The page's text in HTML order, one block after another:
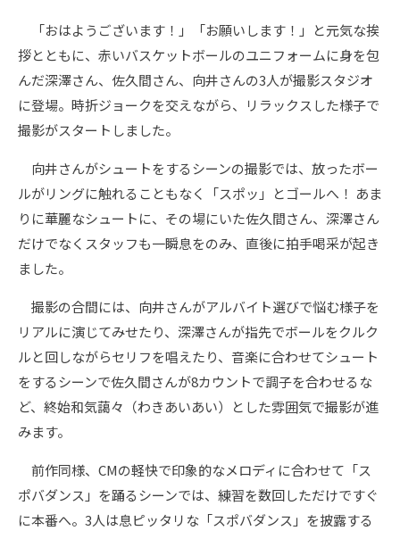
「おはようございます！」「お願いします！」と元気な挨
拶とともに、赤いバスケットボールのユニフォームに身を包
んだ深澤さん、佐久間さん、向井さんの3人が撮影スタジオ
に登場。時折ジョークを交えながら、リラックスした様子で
撮影がスタートしました。
向井さんがシュートをするシーンの撮影では、放ったボー
ルがリングに触れることもなく「スポッ」とゴールへ！ あま
りに華麗なシュートに、その場にいた佐久間さん、深澤さん
だけでなくスタッフも一瞬息をのみ、直後に拍手喝采が起き
ました。
撮影の合間には、向井さんがアルバイト選びで悩む様子を
リアルに演じてみせたり、深澤さんが指先でボールをクルク
ルと回しながらセリフを唱えたり、音楽に合わせてシュート
をするシーンで佐久間さんが8カウントで調子を合わせるな
ど、終始和気藹々（わきあいあい）とした雰囲気で撮影が進
みます。
前作同様、CMの軽快で印象的なメロディに合わせて「ス
ポバダンス」を踊るシーンでは、練習を数回しただけですぐ
に本番へ。3人は息ピッタリな「スポバダンス」を披露する